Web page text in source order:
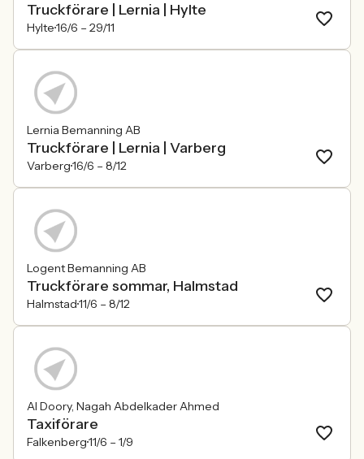
Truckförare | Lernia | Hylte
Hylte16/6 – 29/11
Lernia Bemanning AB
Truckförare | Lernia | Varberg
Varberg16/6 – 8/12
Logent Bemanning AB
Truckförare sommar, Halmstad
Halmstad11/6 – 8/12
Al Doory, Nagah Abdelkader Ahmed
Taxiförare
Falkenberg11/6 – 1/9